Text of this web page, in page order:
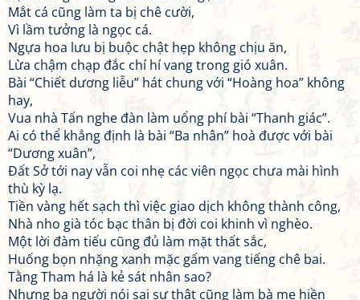
Mắt cá cũng làm ta bị chê cười,
Vì lầm tưởng là ngọc cá.
Ngựa hoa lưu bị buộc chật hẹp không chịu ăn,
Lừa chậm chạp đắc chí hí vang trong gió xuân.
Bài “Chiết dương liễu” hát chung với “Hoàng hoa” không
hay,
Vua nhà Tấn nghe đàn làm uổng phí bài “Thanh giác”.
Ai có thể khẳng định là bài “Ba nhân” hoà được với bài
“Dương xuân”,
Đất Sở tới nay vẫn coi nhẹ các viên ngọc chưa mài hình
thù kỳ lạ.
Tiền vàng hết sạch thì việc giao dịch không thành công,
Nhà nho già tóc bạc thân bị đời coi khinh vì nghèo.
Một lời đàm tiếu cũng đủ làm mặt thất sắc,
Huống bọn nhặng xanh mặc gấm vang tiếng chê bai.
Tằng Tham há là kẻ sát nhân sao?
Nhưng ba người nói sai sự thật cũng làm bà mẹ hiền